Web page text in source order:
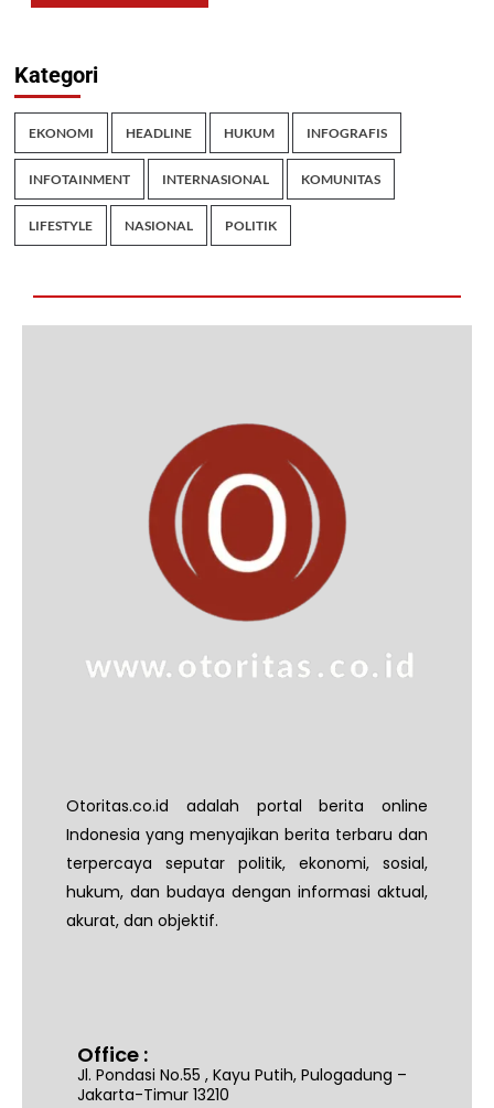
Kategori
EKONOMI HEADLINE HUKUM INFOGRAFIS
INFOTAINMENT INTERNASIONAL KOMUNITAS
LIFESTYLE NASIONAL POLITIK
Otoritas.co.id adalah portal berita online
Indonesia yang menyajikan berita terbaru dan
terpercaya seputar politik, ekonomi, sosial,
hukum, dan budaya dengan informasi aktual,
akurat, dan objektif.
Office :
Jl. Pondasi No.55 , Kayu Putih, Pulogadung –
Jakarta-Timur 13210